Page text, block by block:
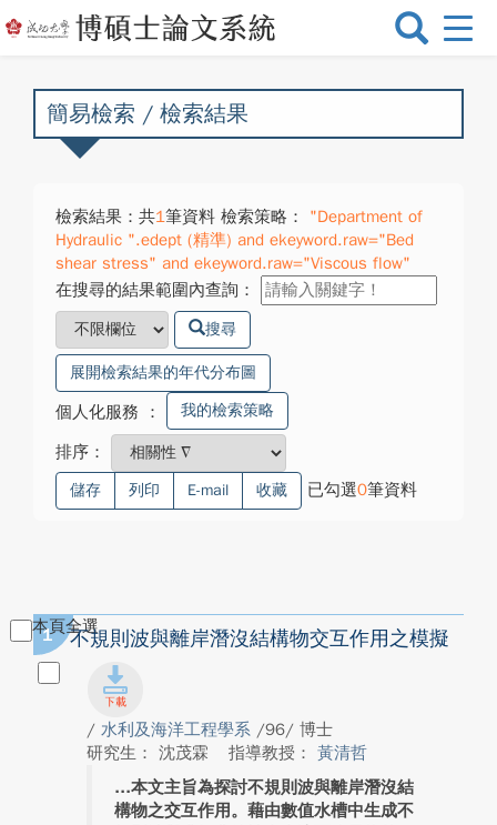
選
換
簡易檢索 / 檢索結果
檢索結果：共1筆資料 檢索策略：
"Department of
Hydraulic ".edept (精準) and ekeyword.raw="Bed
shear stress" and ekeyword.raw="Viscous flow"
在搜尋的結果範圍內查詢：
搜尋
展開檢索結果的年代分布圖
個人化服務 ： 我的檢索策略
排序：
儲存 列印 E-mail 收藏 已勾選0筆資料
本頁全選
1 不規則波與離岸潛沒結構物交互作用之模擬
/ 水利及海洋工程學系 /96/ 博士
研究生： 沈茂霖
指導教授： 黃清哲
本文主旨為探討不規則波與離岸潛沒結
構物之交互作用。藉由數值水槽中生成不